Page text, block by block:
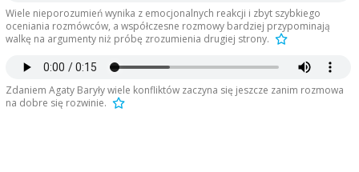
Wiele nieporozumień wynika z emocjonalnych reakcji i zbyt szybkiego
oceniania rozmówców, a współczesne rozmowy bardziej przypominają
walkę na argumenty niż próbę zrozumienia drugiej strony.
Zdaniem Agaty Baryły wiele konfliktów zaczyna się jeszcze zanim rozmowa
na dobre się rozwinie.